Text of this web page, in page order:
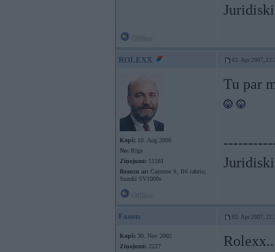
ROLEXX 02. Apr 2007,
Kopš: 10. Aug 2006
No: Rīga
Ziņojumi: 11581
Braucu ar: Cayenne S, B6 cabrio;
Suzuki SV1000s
Tu par
Fausts 02. Apr 2007,
Kopš: 30. Nov 2002
Ziņojumi: 2227